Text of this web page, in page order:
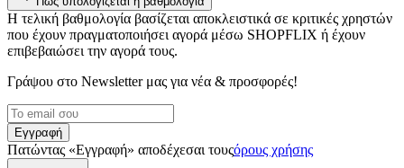
διαφημίσεων και περιεχομένου, τις μετρήσεις σχετικά με
διαφημίσεις και περιεχόμενο, την καλύτερη εικόνα του κοινού
μας και την ανάπτυξη προϊόντων. Επίσης, κοινοποιούμε
πληροφορίες σχετικά με την από μέρους σας χρήση της
τοποθεσίας μας στους συνεργάτες μέσων κοινωνικής
Η τελική βαθμολογία βασίζεται αποκλειστικά σε κριτικές χρηστών
που έχουν πραγματοποιήσει αγορά μέσω SHOPFLIX ή έχουν
επιβεβαιώσει την αγορά τους.
Γράψου στο Νewsletter μας για νέα & προσφορές!
Εγγραφή
Πατώντας «Εγγραφή» αποδέχεσαι τουςόρους χρήσης